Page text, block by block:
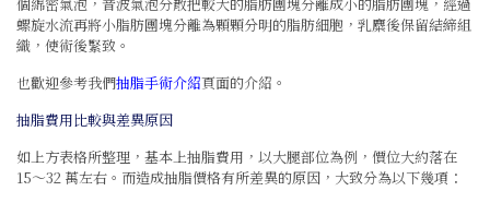
螺旋水流再將小脂肪團塊分離為顆顆分明的脂肪細胞，乳麋後保留結締組
織，使術後緊致。
也歡迎參考我們抽脂手術介紹頁面的介紹。
抽脂費用比較與差異原因
如上方表格所整理，基本上抽脂費用，以大腿部位為例，價位大約落在
15～32 萬左右。而造成抽脂價格有所差異的原因，大致分為以下幾項：